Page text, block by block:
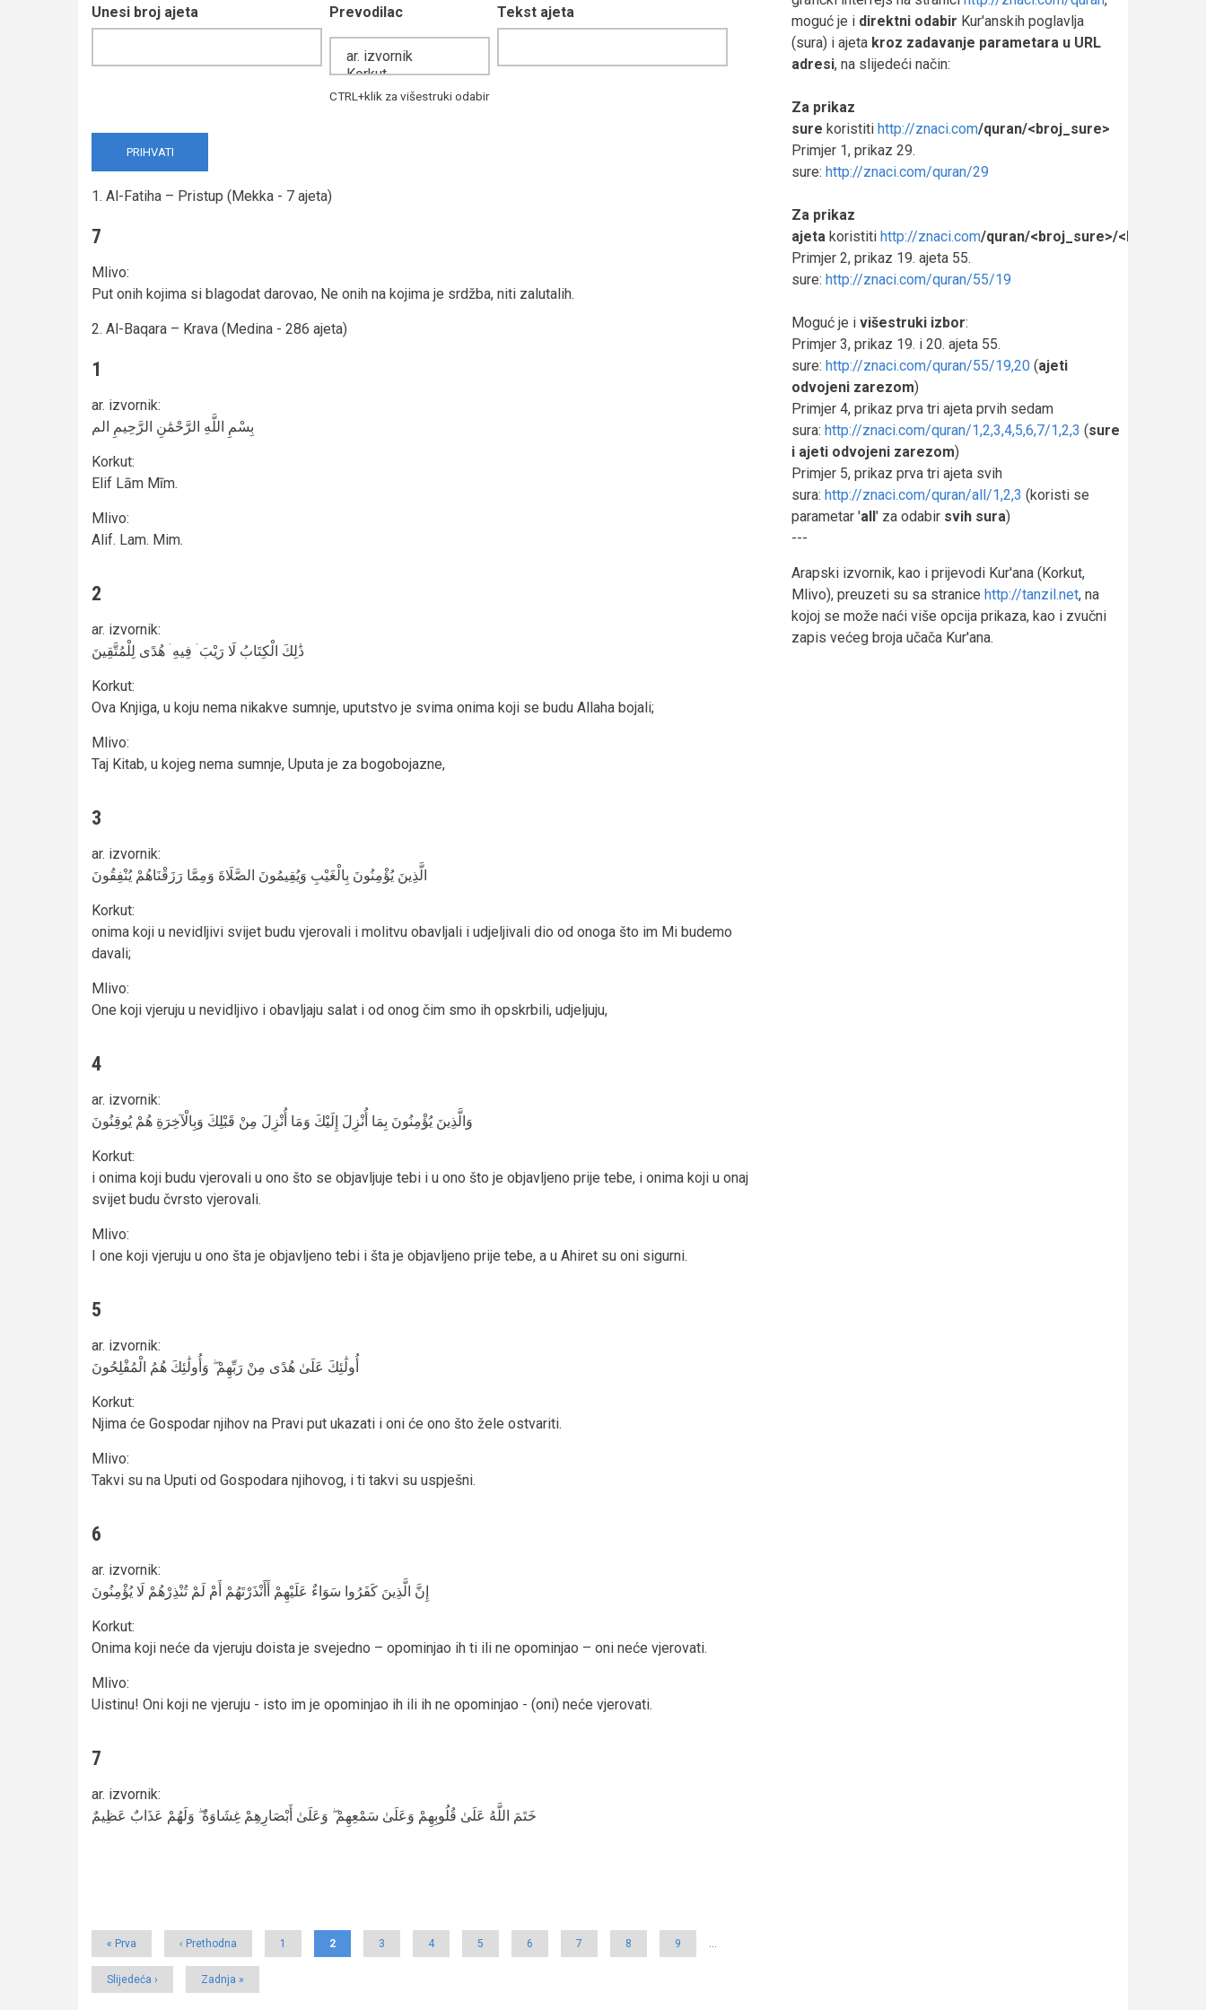
Unesi broj ajeta Prevodilac
CTRL+klik za višestruki odabir
Tekst ajeta
1. Al-Fatiha – Pristup (Mekka - 7 ajeta)
7
Mlivo:
Put onih kojima si blagodat darovao, Ne onih na kojima je srdžba, niti zalutalih.
2. Al-Baqara – Krava (Medina - 286 ajeta)
1
ar. izvornik:
بِسْمِ اللَّهِ الرَّحْمَٰنِ الرَّحِيمِ الم
Korkut:
Elif Lām Mīm.
Mlivo:
Alif. Lam. Mim.
2
ar. izvornik:
ذَٰلِكَ الْكِتَابُ لَا رَيْبَ ۛ فِيهِ ۛ هُدًى لِلْمُتَّقِينَ
Korkut:
Ova Knjiga, u koju nema nikakve sumnje, uputstvo je svima onima koji se budu Allaha bojali;
Mlivo:
Taj Kitab, u kojeg nema sumnje, Uputa je za bogobojazne,
3
ar. izvornik:
الَّذِينَ يُؤْمِنُونَ بِالْغَيْبِ وَيُقِيمُونَ الصَّلَاةَ وَمِمَّا رَزَقْنَاهُمْ يُنْفِقُونَ
Korkut:
onima koji u nevidljivi svijet budu vjerovali i molitvu obavljali i udjeljivali dio od onoga što im Mi budemo
davali;
Mlivo:
One koji vjeruju u nevidljivo i obavljaju salat i od onog čim smo ih opskrbili, udjeljuju,
4
ar. izvornik:
وَالَّذِينَ يُؤْمِنُونَ بِمَا أُنْزِلَ إِلَيْكَ وَمَا أُنْزِلَ مِنْ قَبْلِكَ وَبِالْآخِرَةِ هُمْ يُوقِنُونَ
Korkut:
i onima koji budu vjerovali u ono što se objavljuje tebi i u ono što je objavljeno prije tebe, i onima koji u onaj
svijet budu čvrsto vjerovali.
Mlivo:
I one koji vjeruju u ono šta je objavljeno tebi i šta je objavljeno prije tebe, a u Ahiret su oni sigurni.
5
ar. izvornik:
أُولَٰئِكَ عَلَىٰ هُدًى مِنْ رَبِّهِمْ ۖ وَأُولَٰئِكَ هُمُ الْمُفْلِحُونَ
Korkut:
Njima će Gospodar njihov na Pravi put ukazati i oni će ono što žele ostvariti.
Mlivo:
Takvi su na Uputi od Gospodara njihovog, i ti takvi su uspješni.
6
ar. izvornik:
إِنَّ الَّذِينَ كَفَرُوا سَوَاءٌ عَلَيْهِمْ أَأَنْذَرْتَهُمْ أَمْ لَمْ تُنْذِرْهُمْ لَا يُؤْمِنُونَ
Korkut:
Onima koji neće da vjeruju doista je svejedno – opominjao ih ti ili ne opominjao – oni neće vjerovati.
Mlivo:
Uistinu! Oni koji ne vjeruju - isto im je opominjao ih ili ih ne opominjao - (oni) neće vjerovati.
7
ar. izvornik:
خَتَمَ اللَّهُ عَلَىٰ قُلُوبِهِمْ وَعَلَىٰ سَمْعِهِمْ ۖ وَعَلَىٰ أَبْصَارِهِمْ غِشَاوَةٌ ۖ وَلَهُمْ عَذَابٌ عَظِيمٌ
First
page
« Prva
Previous
page
‹ Prethodna Page
1
Current
page
2 Page
3 Page
4 Page
5 Page
6 Page
7 Page
8 Page
9 …
Next
page
Slijedeća ›
Last
page
Zadnja »
moguć je i direktni odabir Kur'anskih poglavlja
(sura) i ajeta kroz zadavanje parametara u URL
adresi, na slijedeći način:
Za prikaz
sure koristiti http://znaci.com/quran/<broj_sure>
Primjer 1, prikaz 29.
sure: http://znaci.com/quran/29
Za prikaz
ajeta koristiti http://znaci.com/quran/<broj_sure>/<broj_ajeta>
Primjer 2, prikaz 19. ajeta 55.
sure: http://znaci.com/quran/55/19
Moguć je i višestruki izbor:
Primjer 3, prikaz 19. i 20. ajeta 55.
sure: http://znaci.com/quran/55/19,20 (ajeti
odvojeni zarezom)
Primjer 4, prikaz prva tri ajeta prvih sedam
sura: http://znaci.com/quran/1,2,3,4,5,6,7/1,2,3 (sure
i ajeti odvojeni zarezom)
Primjer 5, prikaz prva tri ajeta svih
sura: http://znaci.com/quran/all/1,2,3 (koristi se
parametar 'all' za odabir svih sura)
---
Arapski izvornik, kao i prijevodi Kur'ana (Korkut,
Mlivo), preuzeti su sa stranice http://tanzil.net, na
kojoj se može naći više opcija prikaza, kao i zvučni
zapis većeg broja učača Kur'ana.